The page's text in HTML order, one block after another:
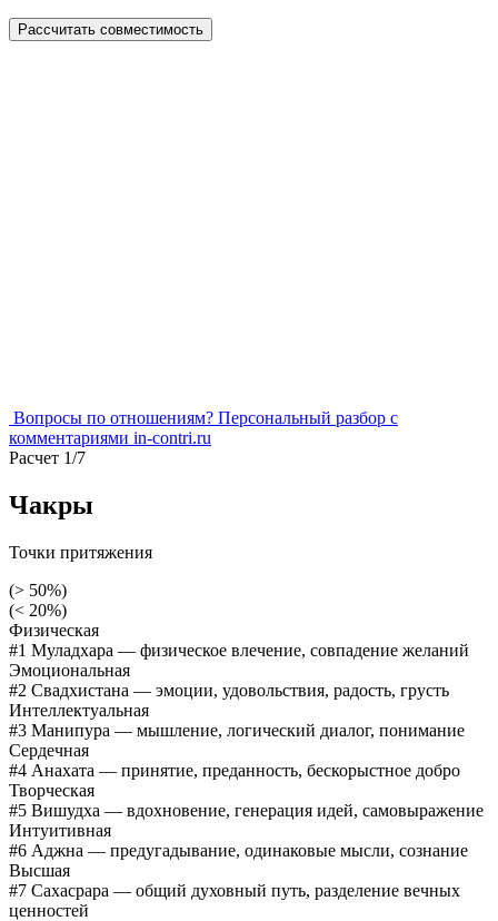
Рассчитать совместимость
Вопросы по отношениям? Персональный разбор с
комментариями in-contri.ru
Расчет 1/7
Чакры
Точки притяжения
(> 50%)
(< 20%)
Физическая
#1 Муладхара — физическое влечение, совпадение желаний
Эмоциональная
#2 Свадхистана — эмоции, удовольствия, радость, грусть
Интеллектуальная
#3 Манипура — мышление, логический диалог, понимание
Сердечная
#4 Анахата — принятие, преданность, бескорыстное добро
Творческая
#5 Вишудха — вдохновение, генерация идей, самовыражение
Интуитивная
#6 Аджна — предугадывание, одинаковые мысли, сознание
Высшая
#7 Сахасрара — общий духовный путь, разделение вечных
ценностей